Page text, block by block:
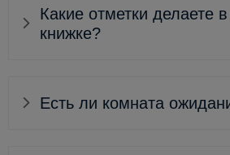
Какие отметки делаете
книжке?
Есть ли комната